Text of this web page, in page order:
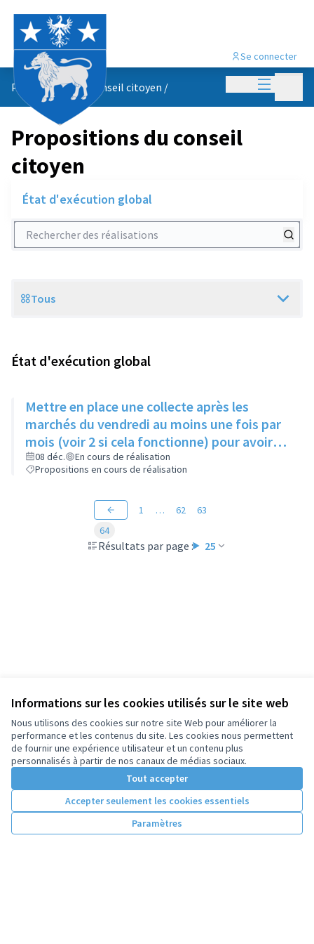
Informations sur les cookies utilisés sur le site web
Nous utilisons des cookies sur notre site Web pour améliorer la
performance et les contenus du site. Les cookies nous permettent
de fournir une expérience utilisateur et un contenu plus
personnalisés à partir de nos canaux de médias sociaux.
Tout accepter
Accepter seulement les cookies essentiels
Paramètres
Menu
Se connecter
Propositions du conseil citoyen /
Propositions du conseil
citoyen
État d'exécution global
Rechercher des réalisations
Scope
Tous
État d'exécution global
Mettre en place une collecte après les
marchés du vendredi au moins une fois par
mois (voir 2 si cela fonctionne) pour avoir
des produits frais pour l'Epice'Rill
08 déc.
En cours de réalisation
Propositions en cours de réalisation
Résultats par page : 25
1 … 62
63
64